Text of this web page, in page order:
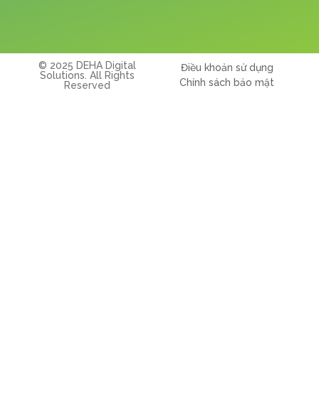
© 2025 DEHA Digital
Solutions. All Rights
Reserved
Điều khoản sử dụng
Chính sách bảo mật